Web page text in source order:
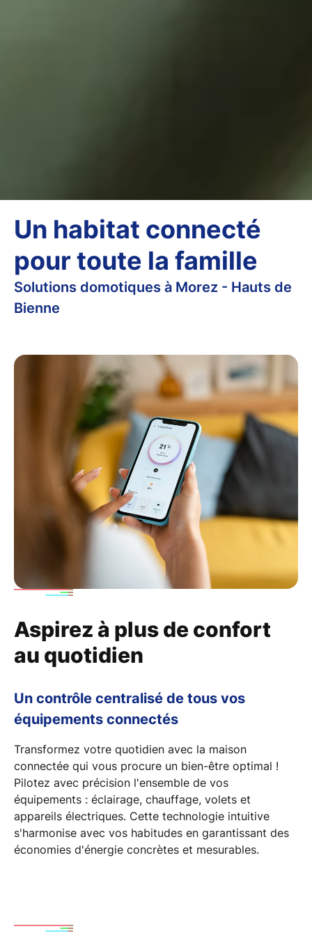
Solutions domotiques à Morez - Hauts de
Bienne
Un habitat connecté
pour toute la famille
Aspirez à plus de confort
au quotidien
Un contrôle centralisé de tous vos
équipements connectés
Transformez votre quotidien avec la maison
connectée qui vous procure un bien-être optimal !
Pilotez avec précision l'ensemble de vos
équipements : éclairage, chauffage, volets et
appareils électriques. Cette technologie intuitive
s'harmonise avec vos habitudes en garantissant des
économies d'énergie concrètes et mesurables.